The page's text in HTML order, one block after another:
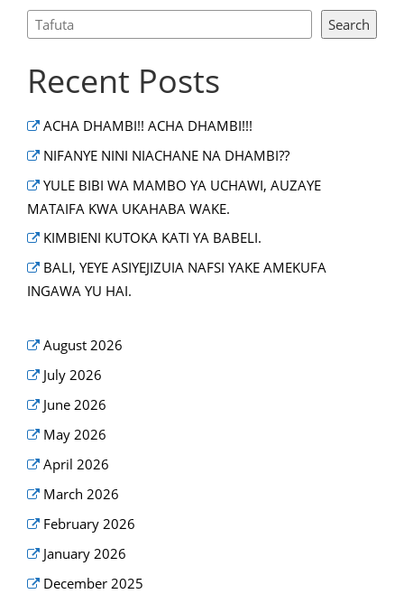
Search
Recent Posts
ACHA DHAMBI!! ACHA DHAMBI!!!
NIFANYE NINI NIACHANE NA DHAMBI??
YULE BIBI WA MAMBO YA UCHAWI, AUZAYE
MATAIFA KWA UKAHABA WAKE.
KIMBIENI KUTOKA KATI YA BABELI.
BALI, YEYE ASIYEJIZUIA NAFSI YAKE AMEKUFA
INGAWA YU HAI.
August 2026
July 2026
June 2026
May 2026
April 2026
March 2026
February 2026
January 2026
December 2025